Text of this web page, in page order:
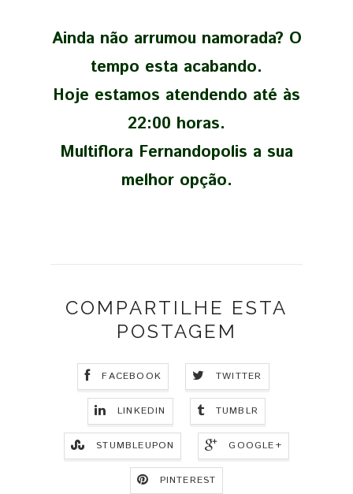
Ainda não arrumou namorada? O
tempo esta acabando.
Hoje estamos atendendo até às
22:00 horas.
Multiflora Fernandopolis a sua
melhor opção.
COMPARTILHE ESTA
POSTAGEM
FACEBOOK TWITTER
LINKEDIN TUMBLR
STUMBLEUPON GOOGLE+
PINTEREST